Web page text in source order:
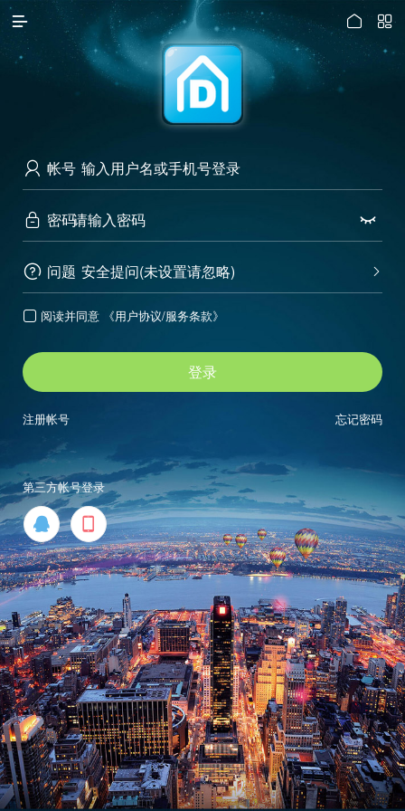
访问电脑版
 

 帐号
 密码 
 问题 
安全提问(未设置请忽略)
 阅读并同意 《用户协议/服务条款》
登录
忘记密码
注册帐号
第三方帐号登录
 